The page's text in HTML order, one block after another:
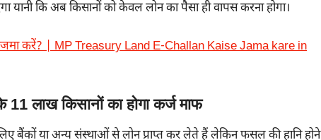
यानी कि अब किसानों को केवल लोन का पैसा ही वापस करना होगा।
जमा करें? | MP Treasury Land E-Challan Kaise Jama kare in
11 लाख किसानों का होगा कर्ज माफ
बैंकों या अन्य संस्थाओं से लोन प्राप्त कर लेते हैं लेकिन फसल की हानि होने